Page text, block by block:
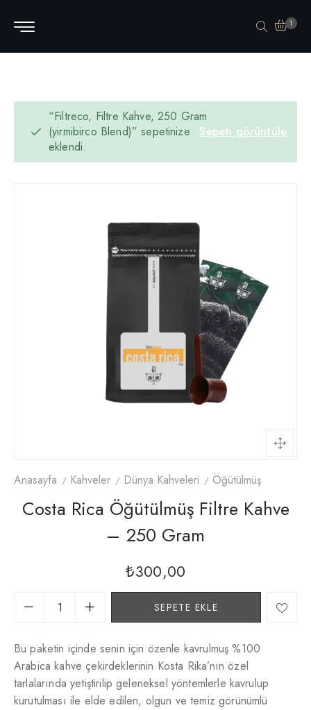
1
Sepeti görüntüle
“Filtreco, Filtre Kahve, 250 Gram
(yirmibirco Blend)” sepetinize
eklendi.
Anasayfa Kahveler Dünya Kahveleri Öğütülmüş
Costa Rica Öğütülmüş Filtre Kahve
– 250 Gram
₺300,00
SEPETE EKLE
Bu paketin içinde senin için özenle kavrulmuş %100
Arabica kahve çekirdeklerinin Kosta Rika’nın özel
tarlalarında yetiştirilip geleneksel yöntemlerle kavrulup
kurutulması ile elde edilen, olgun ve temiz görünümlü